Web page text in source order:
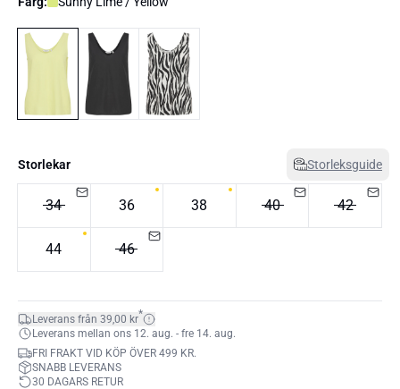
Storlekar Storleksguide
34 36 38 40 42
44 46
Leverans från 39,00 kr*
Leverans mellan ons 12. aug. - fre 14. aug.
FRI FRAKT VID KÖP ÖVER 499 KR.
SNABB LEVERANS
30 DAGARS RETUR